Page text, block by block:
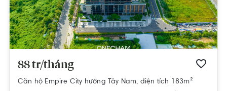
88 tr/tháng
Căn hộ Empire City hướng Tây Nam, diện tích 183m²